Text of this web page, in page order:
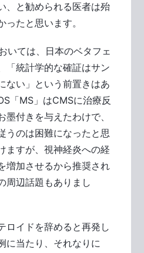
、と勧められる医者は殆
ったと思います。
いては、日本のベタフェ
「統計学的な確証はサン
ない」という前置きはあ
「MS」はCMSに治療反
墨付きを与えたわけで、
うのは困難になったと思
ますが、視神経炎への経
増加させるから推奨され
周辺話題もありまし
ロイドを辞めると再発し
に当たり、それなりに